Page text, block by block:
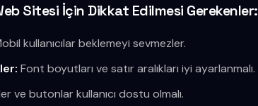
Sitesi İçin Dikkat Edilmesi Gerekenler:
kullanıcılar beklemeyi sevmezler.
Font boyutları ve satır aralıkları iyi ayarlanmalı.
ve butonlar kullanıcı dostu olmalı.